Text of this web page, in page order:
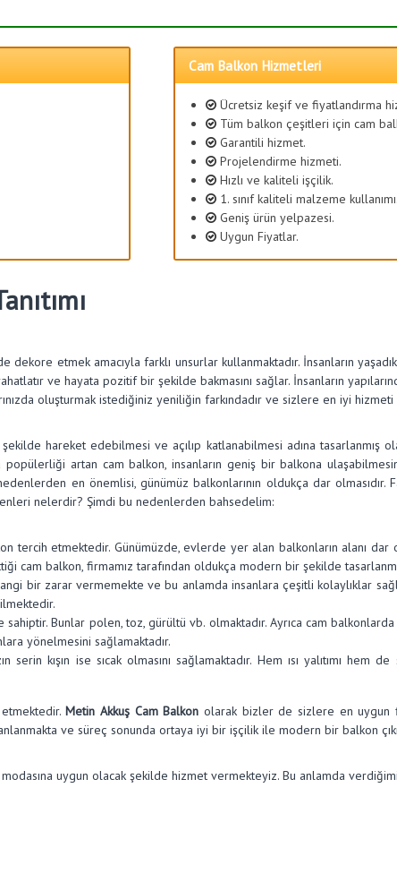
Cam Balkon Hizmetleri
Ücretsiz keşif ve fiyatlandırma
Tüm balkon çeşitleri için cam
Garantili hizmet.
Projelendirme hizmeti.
Hızlı ve kaliteli işçilik.
1. sınıf kaliteli malzeme kullanımı.
Geniş ürün yelpazesi.
Uygun Fiyatlar.
dekore etmek amacıyla farklı unsurlar kullanmaktadır. İnsanların
ve hayata pozitif bir şekilde bakmasını sağlar. İnsanların
oluşturmak istediğiniz yeniliğin farkındadır ve sizlere en iyi
hareket edebilmesi ve açılıp katlanabilmesi adına tasarlanmış
popülerliği artan cam balkon, insanların geniş bir balkona
en önemlisi, günümüz balkonlarının oldukça dar olmasıdır.
nelerdir? Şimdi bu nedenlerden bahsedelim:
etmektedir. Günümüzde, evlerde yer alan balkonların alanı dar
cam balkon, firmamız tarafından oldukça modern bir şekilde
bir zarar vermemekte ve bu anlamda insanlara çeşitli kolaylıklar
Bunlar polen, toz, gürültü vb. olmaktadır. Ayrıca cam balkonlarda
yönelmesini sağlamaktadır.
kışın ise sıcak olmasını sağlamaktadır. Hem ısı yalıtımı hem
etmektedir.Metin Akkuş Cam Balkonolarak bizler de sizlere en uygun
ve süreç sonunda ortaya iyi bir işçilik ile modern bir balkon
uygun olacak şekilde hizmet vermekteyiz. Bu anlamda